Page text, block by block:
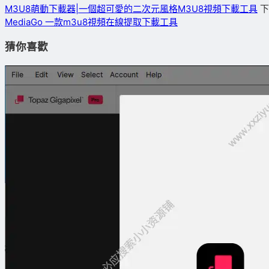
M3U8萌動下載器|一個超可愛的二次元風格M3U8視頻下載工具
MediaGo 一款m3u8視頻在線提取下載工具
猜你喜歡